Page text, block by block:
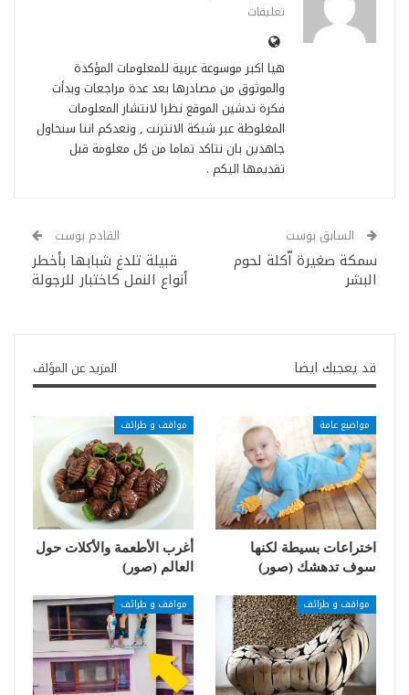
تعليقات
هيا اكبر موسوعة عربية للمعلومات المؤكدة
والموثوق من مصادرها بعد عدة مراجعات وبدأت
فكرة تدشين الموقع نظرا لانتشار المعلومات
المغلوطة عبر شبكة الانترنت , ونعدكم اننا سنحاول
جاهدين بان نتاكد تماما من كل معلومة قبل
تقديمها اليكم .
السابق بوست
سمكة صغيرة اّكلة لحوم
البشر
القادم بوست
قبيلة تلدغ شبابها بأخطر
أنواع النمل كاختبار للرجولة
قد يعجبك ايضا المزيد عن المؤلف
مواضيع عامة
اختراعات بسيطة لكنها
سوف تدهشك (صور)
مواقف و طرائف
أغرب الأطعمة والأكلات حول
العالم (صور)
مواقف و طرائف مواقف و طرائف